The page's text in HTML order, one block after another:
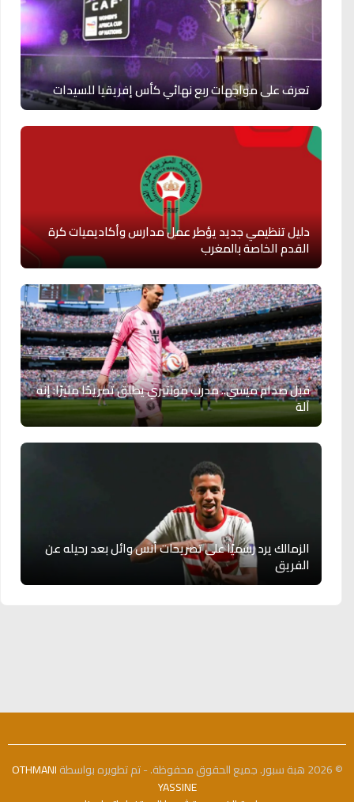
تعرف على مواجهات ربع نهائي كأس إفريقيا للسيدات
دليل تنظيمي جديد يؤطر عمل مدارس وأكاديميات كرة
القدم الخاصة بالمغرب
قبل صدام ميسي.. مدرب مونتيري يطلق تصريحًا مثيرًا: إنه
آلة
الزمالك يرد رسميًا على تصريحات أنس وائل بعد رحيله عن
الفريق
© 2026 هبة سبور. جميع الحقوق محفوظة. - تم تطويره بواسطة
OTHMANI
YASSINE